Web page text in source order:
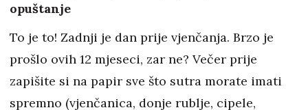
opuštanje
To je to! Zadnji je dan prije vjenčanja. Brzo je
prošlo ovih 12 mjeseci, zar ne? Večer prije
zapišite si na papir sve što sutra morate imati
spremno (vjenčanica, donje rublje, cipele,